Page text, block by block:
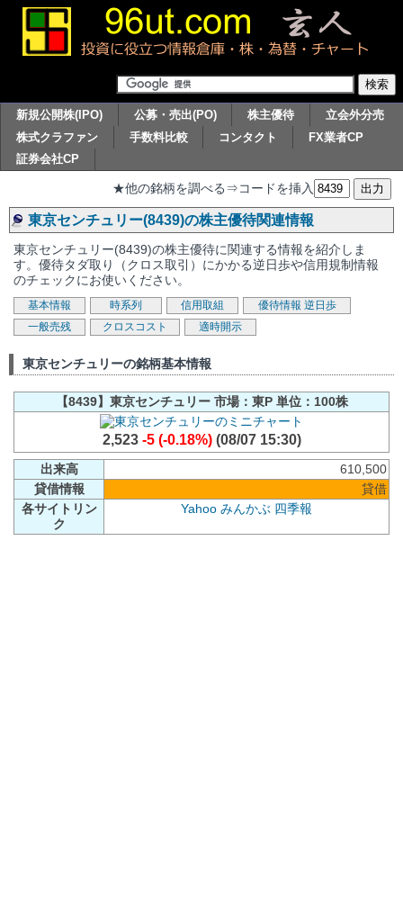
新規公開株(IPO) 公募・売出(PO) 株主優待
立会外分売
株式クラファン
手数料比較 コンタクト
FX業者CP
証券会社CP
★他の銘柄を調べる⇒コードを挿入
東京センチュリー(8439)の株主優待関連情報
東京センチュリー(8439)の株主優待に関連する情報を紹介しま
す。優待タダ取り（クロス取引）にかかる逆日歩や信用規制情報
のチェックにお使いください。
基本情報 時系列 信用取組 優待情報 逆日歩
一般売残
クロスコスト 適時開示
東京センチュリーの銘柄基本情報
【8439】東京センチュリー 市場：東P 単位：100株
2,523 -5 (-0.18%)(08/07 15:30)
出来高
610,500
貸借情報
貸借
各サイトリン
ク
Yahoo みんかぶ 四季報